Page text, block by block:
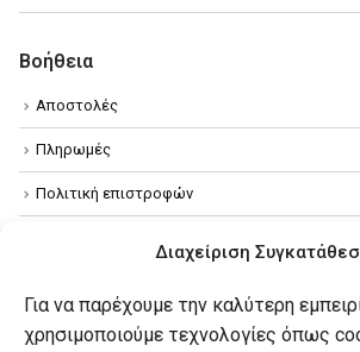
Διαχείριση
Για να παρέχουμε την καλύτερη
χρησιμοποιούμε τεχνολογίες όπως
Βοήθεια
Αποστολές
Πληρωμές
Πολιτική επιστροφών
Πολιτική Cookies